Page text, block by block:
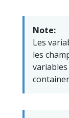
Note:
Les
les